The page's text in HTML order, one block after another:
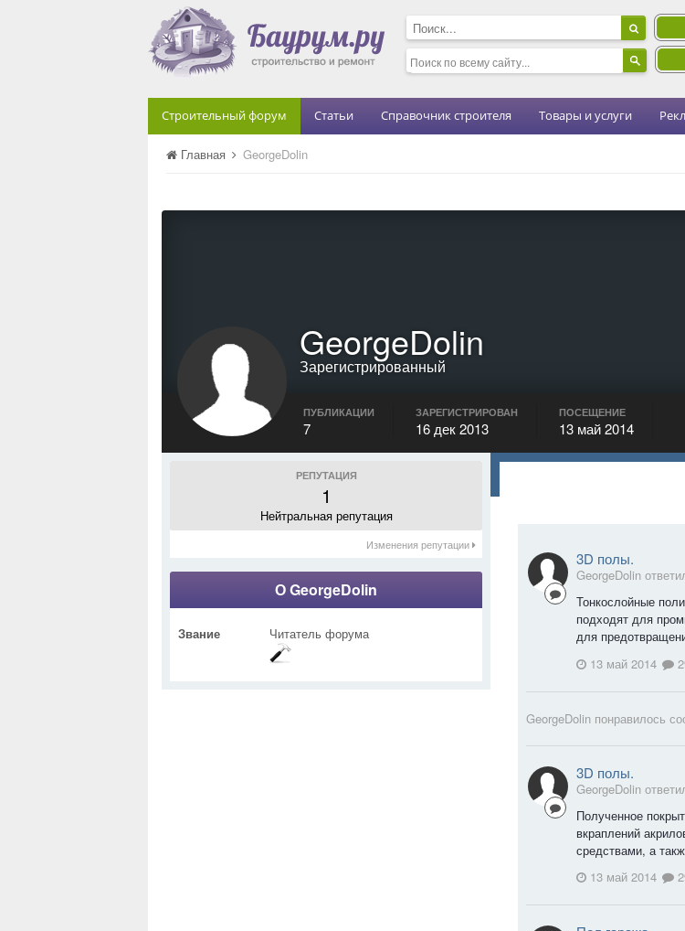
Строительный форум Статьи Справочник строителя Товары и услуги
Главная GeorgeDolin
GeorgeDolin
Зарегистрированный
ПУБЛИКАЦИИ
7
ЗАРЕГИСТРИРОВАН
16 дек 2013
ПОСЕЩЕНИЕ
13 май 2014
РЕПУТАЦИЯ
1
Нейтральная репутация
Изменения репутации
О GeorgeDolin
Звание Читатель форума
3D полы.
GeorgeDolin
Тонкослойные
подходят для
для
13 май 2014
GeorgeDolin понравилось
3D полы.
GeorgeDolin
Полученное
вкраплений
средствами, а
13 май 2014